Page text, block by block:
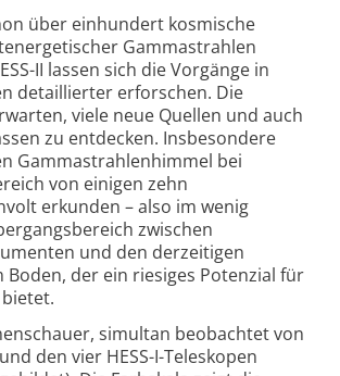
über einhundert kosmische
Gammastrahlen
II lassen sich die Vorgänge in
detaillierter erforschen. Die
viele neue Quellen und auch
zu entdecken. Insbesondere
Gammastrahlenhimmel bei
von einigen zehn
erkunden – also im wenig
zwischen
und den derzeitigen
Boden, der ein riesiges Potenzial für
simultan beobachtet von
den vier HESS-I-Teleskopen